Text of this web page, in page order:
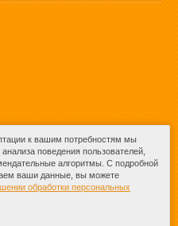
к вашим потребностям мы
поведения пользователей,
алгоритмы. С подробной
ваши данные, вы можете
обработки персональных